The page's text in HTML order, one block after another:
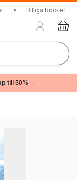
• Billiga böcker
till 50% →